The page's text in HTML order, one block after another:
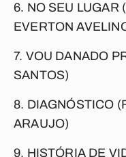
6. NO SEU LUGAR
EVERTON
7. VOU DANADO
SANTOS)
8. DIAGNÓSTICO
ARAUJO)
9. HISTÓRIA DE